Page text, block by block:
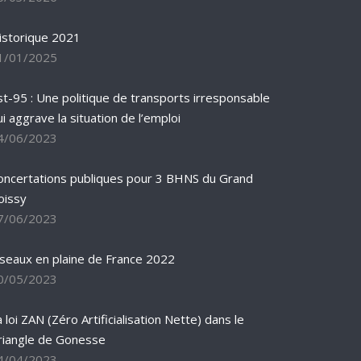
2021
01/2025
95 : Une politique de transports irresponsable
aggrave la situation de l’emploi
06/2023
publiques pour 3 BHNS du Grand
06/2023
en plaine de France 2022
05/2023
loi ZAN (Zéro Artificialisation Nette) dans le
de Gonesse